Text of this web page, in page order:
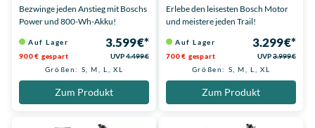
Bezwinge jeden Anstieg mit Boschs
Power und 800-Wh-Akku!
Auf Lager 3.599 €*
900 € gespart UVP4.499 €
Größen: S, M, L, XL
Zum Produkt
Erlebe den leisesten Bosch Motor
und meistere jeden Trail!
Auf Lager 3.299 €*
700 € gespart UVP3.999 €
Größen: S, M, L, XL
Zum Produkt